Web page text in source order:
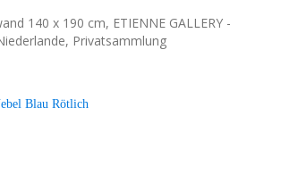
140 x 190 cm, ETIENNE GALLERY -
Privatsammlung